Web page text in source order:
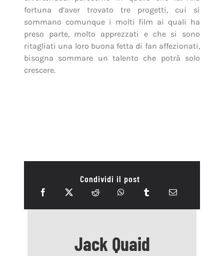
fortuna d’aver trovato tre progetti, cui si
sommano comunque i molti film ai quali ha
preso parte, molto apprezzati e che si sono
ritagliati una loro buona fetta di fan affezionati,
bisogna sommare un talento che potrà solo
crescere.
Condividi il post
Jack Quaid